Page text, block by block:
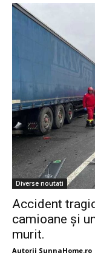
Diverse noutati
Accident
camioane și
murit.
Autorii SunnaHome.ro